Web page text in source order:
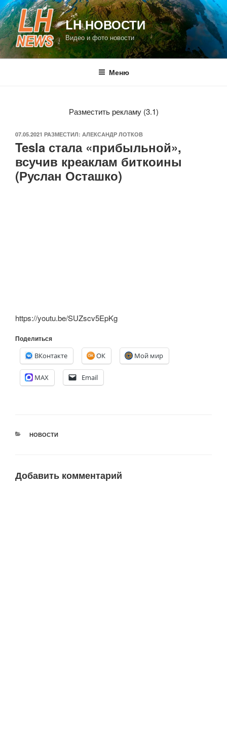
Перейти
к
содержимому
LH НОВОСТИ
Видео и фото новости
Меню
Разместить рекламу (3.1)
ОПУБЛИКОВАНО
07.05.2021 РАЗМЕСТИЛ: АЛЕКСАНДР ЛОТКОВ
Tesla стала «прибыльной»,
всучив креаклам биткоины
(Руслан Осташко)
https://youtu.be/SUZscv5EpKg
Поделиться
ВКонтакте
ОК Мой мир
MAX Email
РУБРИКИ
НОВОСТИ
Добавить комментарий